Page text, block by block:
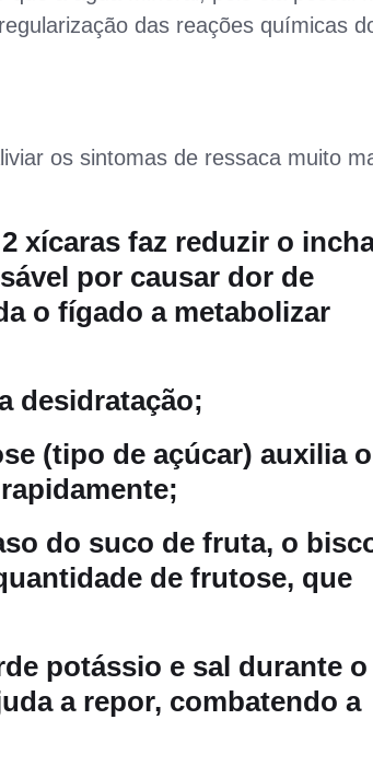
das reações químicas
os sintomas de ressaca muito
xícaras faz reduzir o
por causar dor de
o fígado a metabolizar
desidratação;
(tipo de açúcar) auxilia o
do suco de fruta, o
de frutose, que
potássio e sal durante o
a repor, combatendo a